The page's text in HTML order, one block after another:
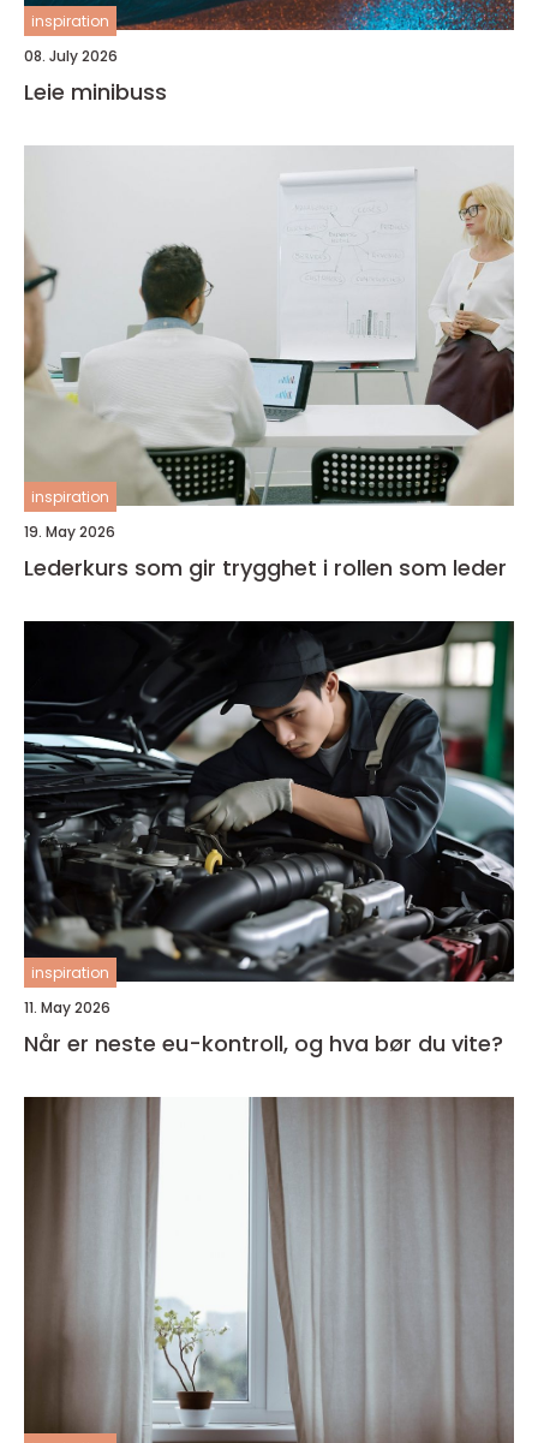
inspiration
08. July 2026
Leie minibuss
inspiration
19. May 2026
Lederkurs som gir trygghet i rollen som leder
inspiration
11. May 2026
Når er neste eu-kontroll, og hva bør du vite?